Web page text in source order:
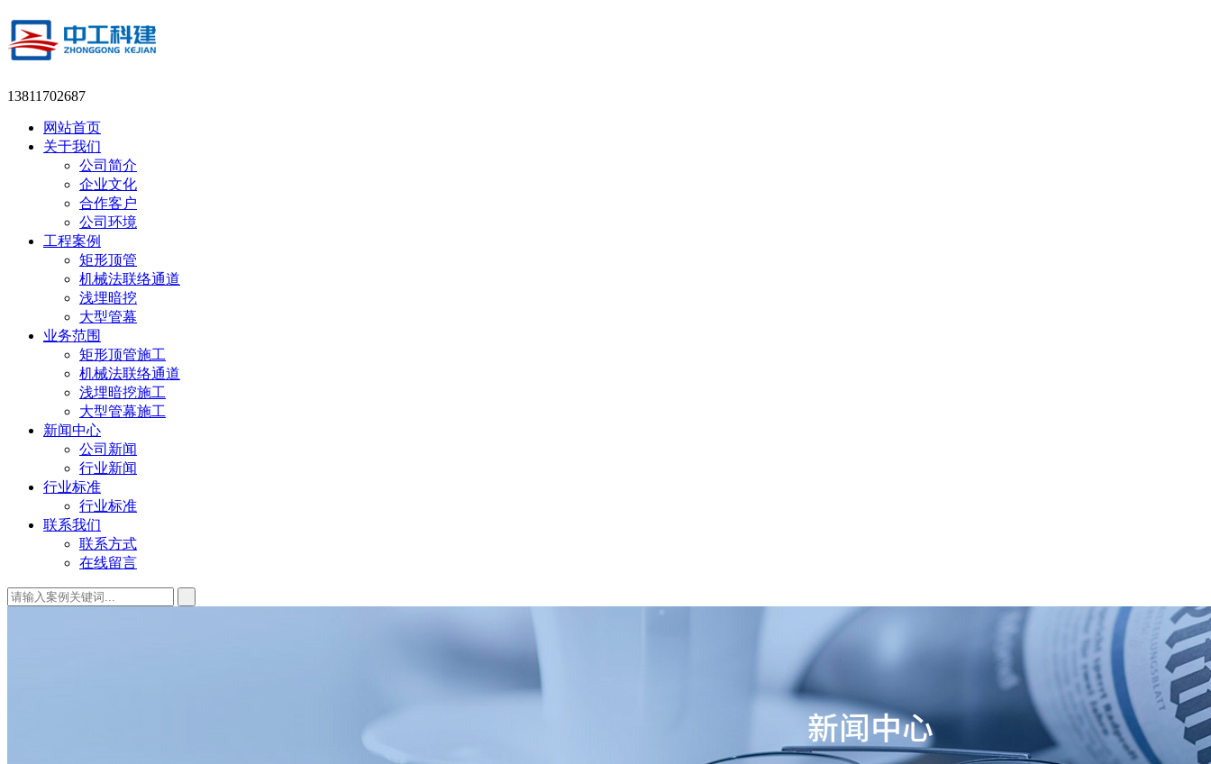
13811702687
网站首页
关于我们
公司简介
企业文化
合作客户
公司环境
工程案例
矩形顶管
机械法联络通道
浅埋暗挖
大型管幕
业务范围
矩形顶管施工
机械法联络通道
浅埋暗挖施工
大型管幕施工
新闻中心
公司新闻
行业新闻
行业标准
行业标准
联系我们
联系方式
在线留言